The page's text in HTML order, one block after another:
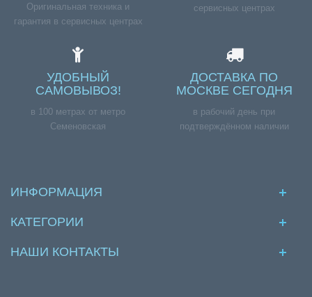
Оригинальная техника и
гарантия в сервисных центрах
сервисных центрах
УДОБНЫЙ
САМОВЫВОЗ!
в 100 метрах от метро
Семеновская
ДОСТАВКА ПО
МОСКВЕ СЕГОДНЯ
в рабочий день при
подтверждённом наличии
ИНФОРМАЦИЯ
КАТЕГОРИИ
НАШИ КОНТАКТЫ